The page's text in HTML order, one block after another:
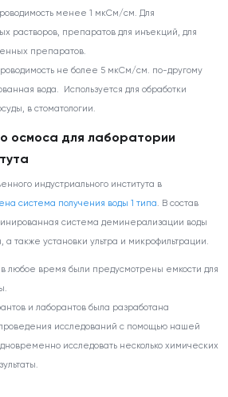
менее 1 мкСм/см. Для
растворов, препаратов для инъекций, для
препаратов.
не более 5 мкСм/см. по-другому
вода. Используется для обработки
в стоматологии.
осмоса для лаборатории
индустриального института в
система получения воды 1 типа. В состав
система деминерализации воды
а также установки ультра и микрофильтрации.
в любое время были предусмотрены емкости для
и лаборантов была разработана
исследований с помощью нашей
исследовать несколько химических